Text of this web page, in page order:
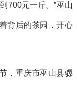
700元一斤。”巫山
背后的茶园，开心
，重庆市巫山县骡